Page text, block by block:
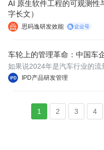
AI 原生软件工程的可观测性
字长文）
思码逸研发效能
车轮上的管理革命：中国车
IPD产品研发管理
如果说2024年是汽车行业的流
各类营销玩法推动市场流量实
1 2 3 4